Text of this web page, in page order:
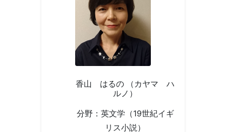
香山 はるの （カヤマ ハ
ルノ）
分野：英文学（19世紀イギ
リス小説）